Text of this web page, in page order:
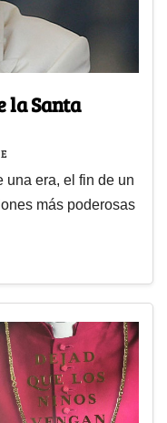
la Santa
una era, el fin de un
más poderosas